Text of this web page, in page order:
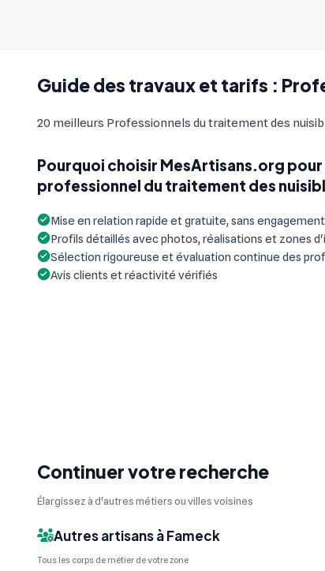
Guide des travaux et tarifs :
20 meilleurs Professionnels du traitement des
Pourquoi choisir MesArtisans.org
professionnel du traitement des
Mise en relation rapide et gratuite, sans engagement
Profils détaillés avec photos, réalisations et zones
Sélection rigoureuse et évaluation continue des
Avis clients et réactivité vérifiés
Continuer votre recherche
Élargissez à d'autres métiers ou villes voisines
Autres artisans à Fameck
Tous les corps de métier de votre zone